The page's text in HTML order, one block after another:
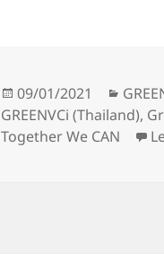
Posted
on
09/01/2021
GREENVCi (Thailand),
Together We CAN